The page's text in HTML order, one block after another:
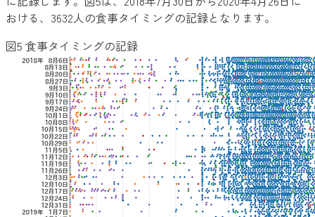
おける、3632人の食事タイミングの記録となります。
図5 食事タイミングの記録